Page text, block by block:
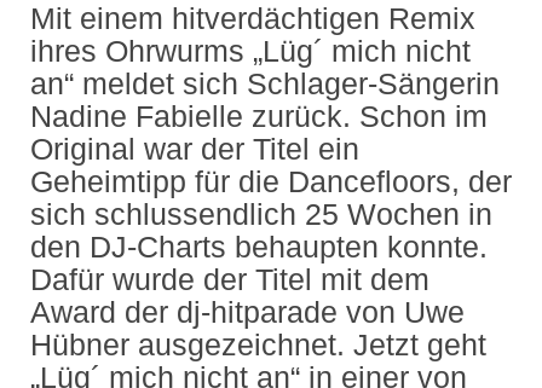
Mit einem hitverdächtigen Remix
ihres Ohrwurms „Lüg´ mich nicht
an“ meldet sich Schlager-Sängerin
Nadine Fabielle zurück. Schon im
Original war der Titel ein
Geheimtipp für die Dancefloors, der
sich schlussendlich 25 Wochen in
den DJ-Charts behaupten konnte.
Dafür wurde der Titel mit dem
Award der dj-hitparade von Uwe
Hübner ausgezeichnet. Jetzt geht
„Lüg´ mich nicht an“ in einer von